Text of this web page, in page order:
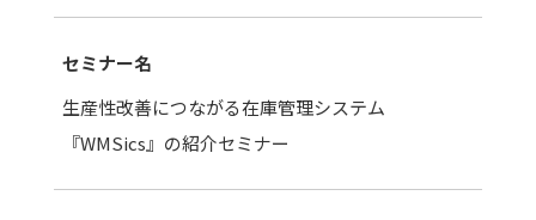
セミナー名
生産性改善につながる在庫管理システム
『WMSics』の紹介セミナー